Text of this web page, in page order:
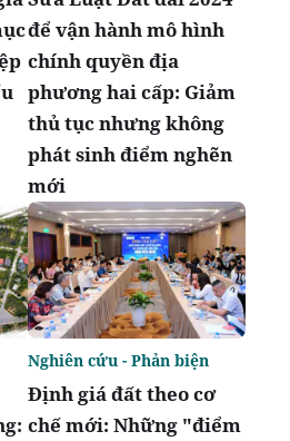
để vận hành mô hình
chính quyền địa
phương hai cấp: Giảm
thủ tục nhưng không
phát sinh điểm nghẽn
mới
Định giá đất theo cơ
chế mới: Những "điểm
Nghiên cứu - Phản biện